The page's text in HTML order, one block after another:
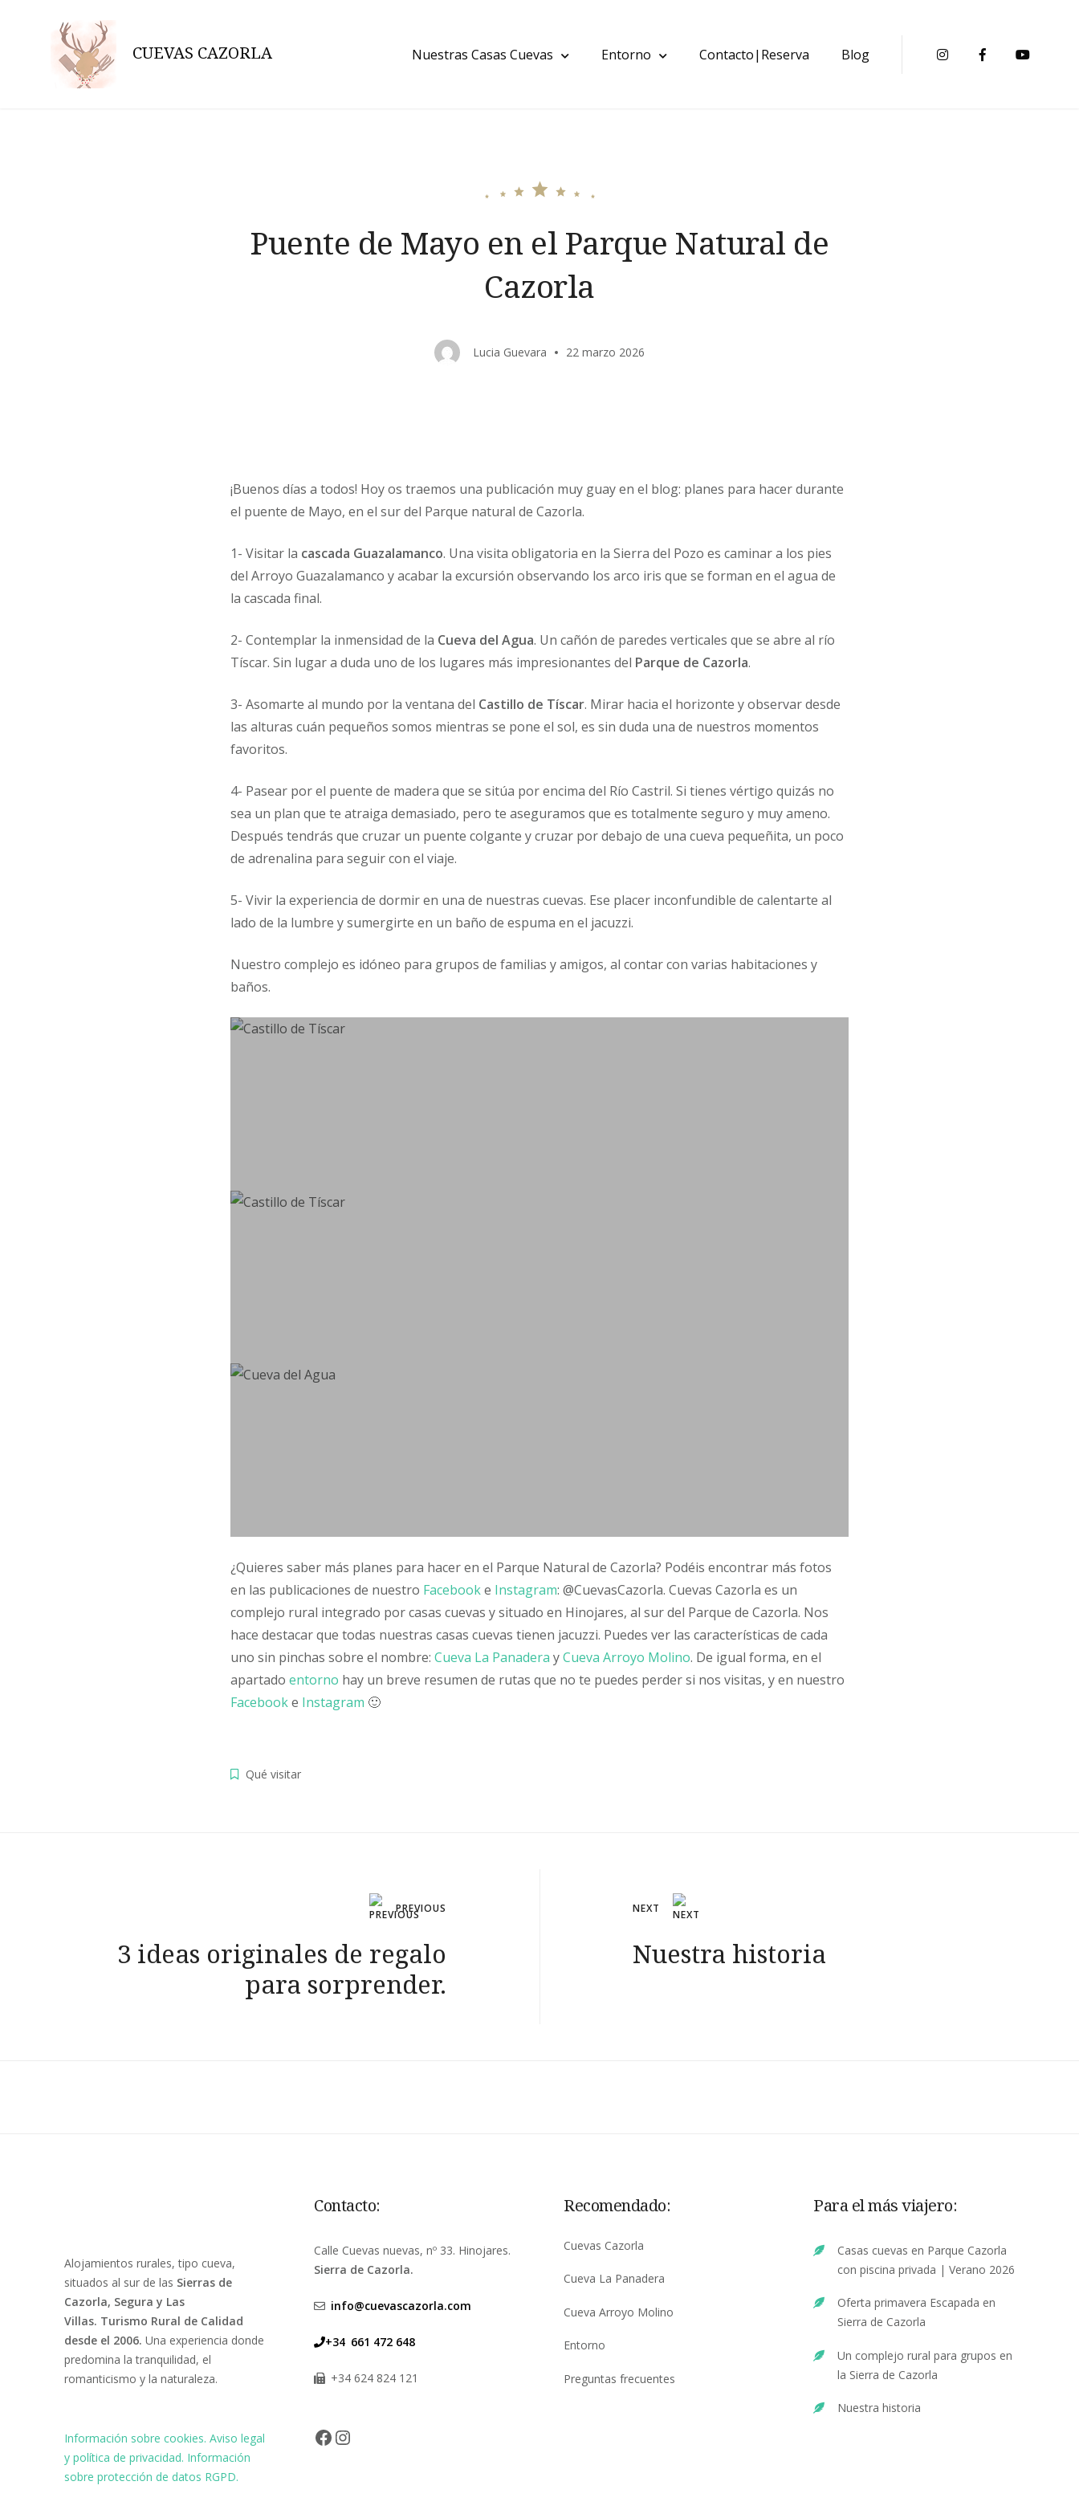
CUEVAS CAZORLA Nuestras Casas Cuevas Entorno Contacto|Reserva Blog InstagramFacebook
Puente de Mayo en el Parque Natural de
Cazorla
Lucia Guevara 22 marzo 2026
¡Buenos días a todos! Hoy os traemos una publicación muy guay en el blog: planes para hacer durante
el puente de Mayo, en el sur del Parque natural de Cazorla.
1- Visitar la cascada Guazalamanco. Una visita obligatoria en la Sierra del Pozo es caminar a los pies
del Arroyo Guazalamanco y acabar la excursión observando los arco iris que se forman en el agua de
la cascada final.
2- Contemplar la inmensidad de la Cueva del Agua. Un cañón de paredes verticales que se abre al río
Tíscar. Sin lugar a duda uno de los lugares más impresionantes del Parque de Cazorla.
3- Asomarte al mundo por la ventana del Castillo de Tíscar. Mirar hacia el horizonte y observar desde
las alturas cuán pequeños somos mientras se pone el sol, es sin duda una de nuestros momentos
favoritos.
4- Pasear por el puente de madera que se sitúa por encima del Río Castril. Si tienes vértigo quizás no
sea un plan que te atraiga demasiado, pero te aseguramos que es totalmente seguro y muy ameno.
Después tendrás que cruzar un puente colgante y cruzar por debajo de una cueva pequeñita, un poco
de adrenalina para seguir con el viaje.
5- Vivir la experiencia de dormir en una de nuestras cuevas. Ese placer inconfundible de calentarte al
lado de la lumbre y sumergirte en un baño de espuma en el jacuzzi.
Nuestro complejo es idóneo para grupos de familias y amigos, al contar con varias habitaciones y
baños.
¿Quieres saber más planes para hacer en el Parque Natural de Cazorla? Podéis encontrar más fotos
en las publicaciones de nuestro Facebooke Instagram: @CuevasCazorla. Cuevas Cazorla es un
complejo rural integrado por casas cuevas y situado en Hinojares, al sur del Parque de Cazorla. Nos
hace destacar que todas nuestras casas cuevas tienen jacuzzi. Puedes ver las características de cada
uno sin pinchas sobre el nombre: Cueva La Panadera yCueva Arroyo Molino. De igual forma, en el
apartado entorno hay un breve resumen de rutas que no te puedes perder si nos visitas, y en nuestro
Facebooke Instagram 🙂
Qué visitar
PREVIOUS
3 ideas originales de regalo
para sorprender.
NEXT
Nuestra historia
Alojamientos rurales, tipo cueva,
situados al sur de las Sierras de
Cazorla, Segura y Las
Villas. Turismo Rural de Calidad
desde el 2006. Una experiencia donde
predomina la tranquilidad, el
romanticismo y la naturaleza.
Información sobre cookies. Aviso legal
y política de privacidad. Información
sobre protección de datos RGPD.
Contacto:
Calle Cuevas nuevas, nº 33. Hinojares.
Sierra de Cazorla.
info@cuevascazorla.com
+34 661 472 648
+34 624 824 121
Facebook
Instagram
Recomendado:
Cuevas Cazorla
Cueva La Panadera
Cueva Arroyo Molino
Entorno
Preguntas frecuentes
Para el más viajero:
Casas cuevas en Parque Cazorla
con piscina privada | Verano 2026
Oferta primavera Escapada en
Sierra de Cazorla
Un complejo rural para grupos en
la Sierra de Cazorla
Nuestra historia